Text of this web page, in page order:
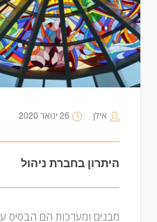
אילן 26 ינואר 2020
היתרון בחברת ניהול
מבנים ומערכות הם הבסיס